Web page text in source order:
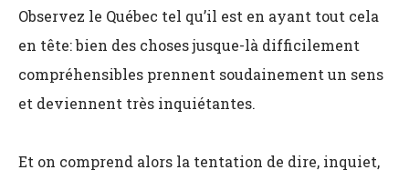
Observez le Québec tel qu’il est en ayant tout cela
en tête: bien des choses jusque-là difficilement
compréhensibles prennent soudainement un sens
et deviennent très inquiétantes.
Et on comprend alors la tentation de dire, inquiet,